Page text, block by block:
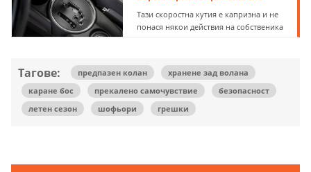
Тази скоростна кутия е капризна и не
понася някои действия на собственика
Тагове: предпазен колан
хранене зад волана
каране бос
прекалено самочувствие
безопасност
летен сезон
шофьори грешки